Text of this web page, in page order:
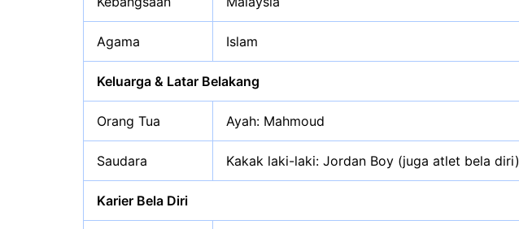
Agama Islam
Keluarga & Latar Belakang
Orang Tua Ayah: Mahmoud
Saudara Kakak laki-laki: Jordan Boy (juga atlet bela diri)
Karier Bela Diri